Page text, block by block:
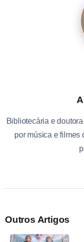
Bibliotecária e
por música e filmes
Outros Artigos